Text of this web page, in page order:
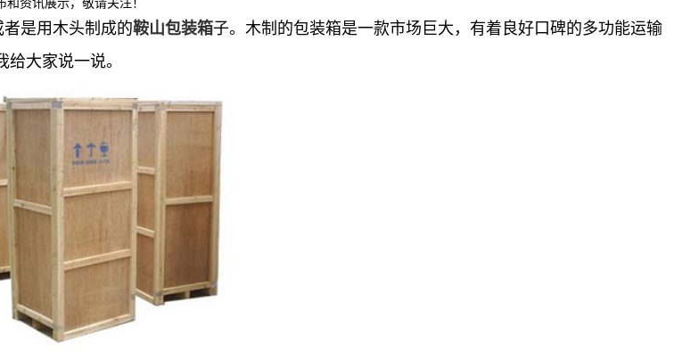
是用木头制成的鞍山包装箱子。木制的包装箱是一款市场巨大，有着良好口碑的多功能运输
大家说一说。